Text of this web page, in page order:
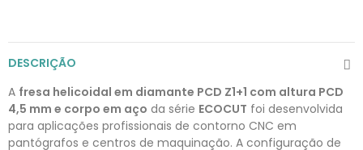
DESCRIÇÃO
A fresa helicoidal em diamante PCD Z1+1 com altura PCD
4,5 mm e corpo em aço da série ECOCUT foi desenvolvida
para aplicações profissionais de contorno CNC em
pantógrafos e centros de maquinação. A configuração de